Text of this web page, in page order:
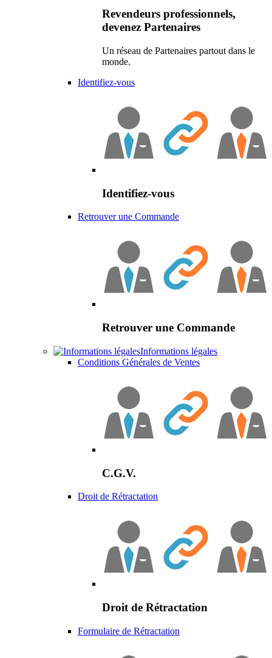
Revendeurs professionnels,
devenez Partenaires
Un réseau de Partenaires partout dans le
monde.
Identifiez-vous
Identifiez-vous
Retrouver une Commande
Retrouver une Commande
Informations légales
Conditions Générales de Ventes
C.G.V.
Droit de Rétractation
Droit de Rétractation
Formulaire de Rétractation